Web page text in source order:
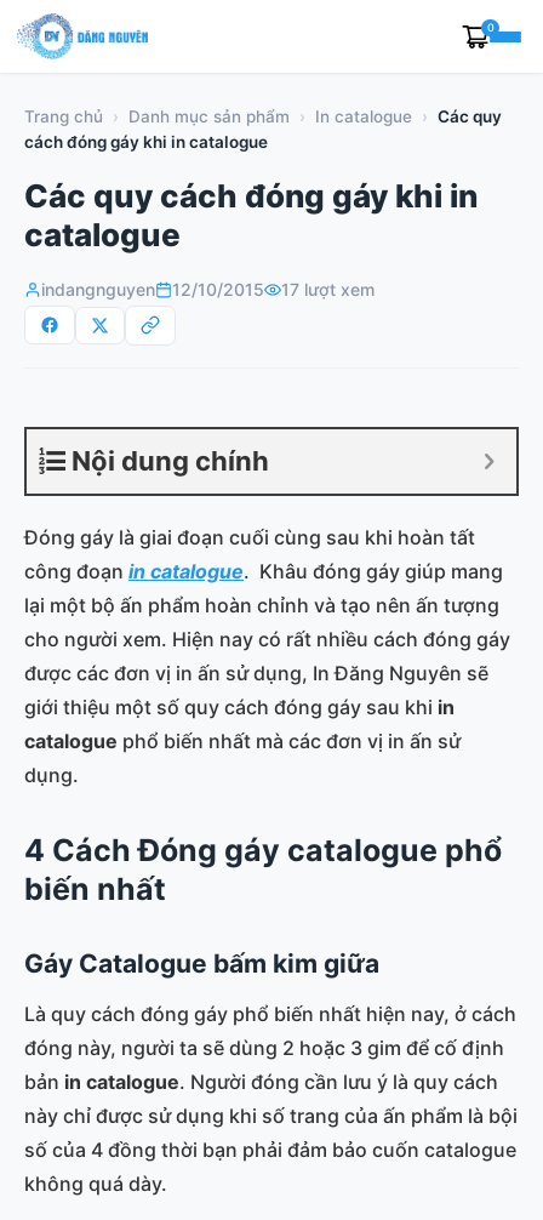
Skip
to
0
Trang chủ › Danh mục sản phẩm › In catalogue › Các quy
cách đóng gáy khi in catalogue
Các quy cách đóng gáy khi in
catalogue
indangnguyen 12/10/2015 17 lượt xem
Nội dung chính
Đóng gáy là giai đoạn cuối cùng sau khi hoàn tất
công đoạn in catalogue. Khâu đóng gáy giúp mang
lại một bộ ấn phẩm hoàn chỉnh và tạo nên ấn tượng
cho người xem. Hiện nay có rất nhiều cách đóng gáy
được các đơn vị in ấn sử dụng, In Đăng Nguyên sẽ
giới thiệu một số quy cách đóng gáy sau khi in
catalogue phổ biến nhất mà các đơn vị in ấn sử
dụng.
4 Cách Đóng gáy catalogue phổ
biến nhất
Gáy Catalogue bấm kim giữa
Là quy cách đóng gáy phổ biến nhất hiện nay, ở cách
đóng này, người ta sẽ dùng 2 hoặc 3 gim để cố định
bản in catalogue. Người đóng cần lưu ý là quy cách
này chỉ được sử dụng khi số trang của ấn phẩm là bội
số của 4 đồng thời bạn phải đảm bảo cuốn catalogue
không quá dày.